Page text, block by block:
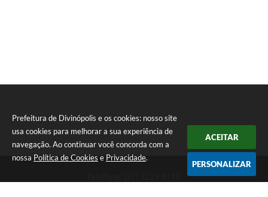
Prefeitura de Divinópolis e os cookies: nosso site
usa cookies para melhorar a sua experiência de
navegação. Ao continuar você concorda com a
nossa Política de Cookies e Privacidade.
ACEITAR
PERSONALIZAR